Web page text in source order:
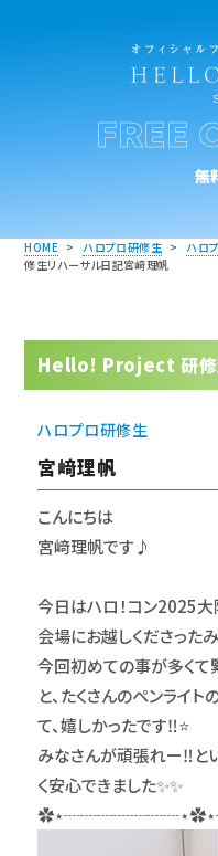
FREE
無
HOME > ハロプロ研修生 > ハロ
修生リハーサル日記宮﨑理帆
Hello! Project 研修
ハロプロ研修生
宮﨑理帆
こんにちは
宮﨑理帆です♪
今日はハロ！コン2025大
会場にお越しくださった
今回初めての事が多くて
と、たくさんのペンライ
て、嬉しかったです‼⭐️
みなさんが頑張れー‼と
く安心できました✨✨